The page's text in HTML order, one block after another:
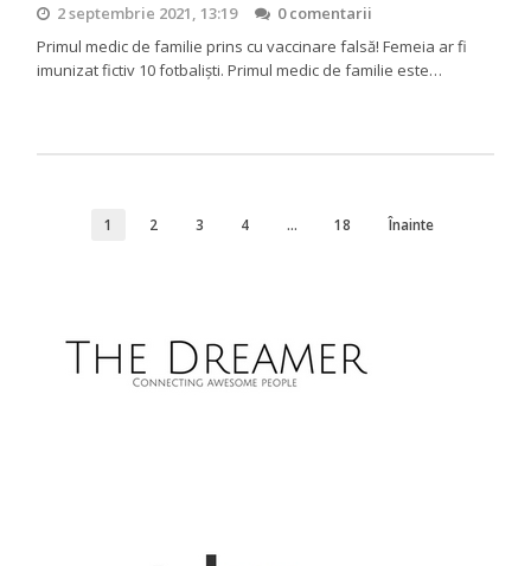
2 septembrie 2021, 13:19
0 comentarii
Primul medic de familie prins cu vaccinare falsă! Femeia ar fi
imunizat fictiv 10 fotbaliști. Primul medic de familie este…
1 2 3 4 … 18 Înainte